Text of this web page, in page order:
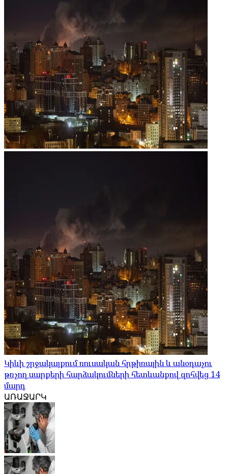
Կիևի շրջակայքում ռուսական հրթիռային և անօդաչու
թռչող սարքերի հարձակումների հետևանքով զոհվեց 14
մարդ
ԱՌԱՋԱՐԿ